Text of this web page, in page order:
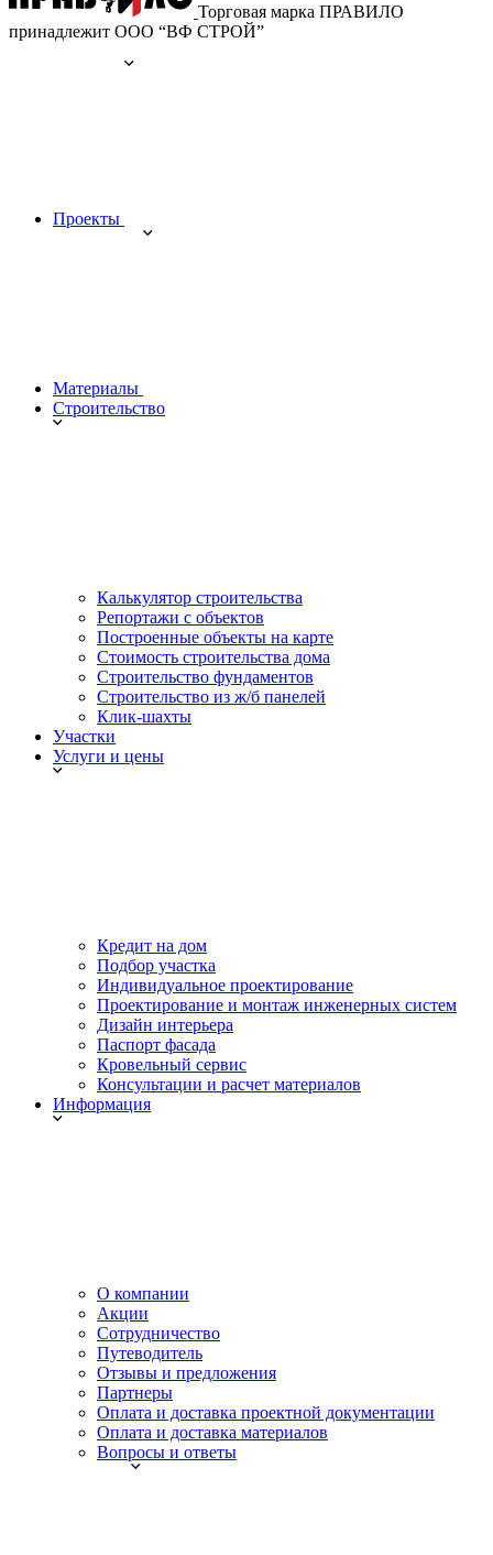
Торговая марка ПРАВИЛО
принадлежит ООО “ВФ СТРОЙ”
Проекты
Материалы
Строительство
Калькулятор строительства
Репортажи с объектов
Построенные объекты на карте
Стоимость строительства дома
Строительство фундаментов
Строительство из ж/б панелей
Клик-шахты
Участки
Услуги и цены
Кредит на дом
Подбор участка
Индивидуальное проектирование
Проектирование и монтаж инженерных систем
Дизайн интерьера
Паспорт фасада
Кровельный сервис
Консультации и расчет материалов
Информация
О компании
Акции
Сотрудничество
Путеводитель
Отзывы и предложения
Партнеры
Оплата и доставка проектной документации
Оплата и доставка материалов
Вопросы и ответы